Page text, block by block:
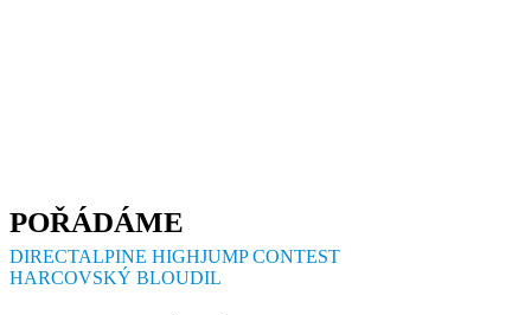
POŘÁDÁME
DIRECTALPINE HIGHJUMP CONTEST
HARCOVSKÝ BLOUDIL